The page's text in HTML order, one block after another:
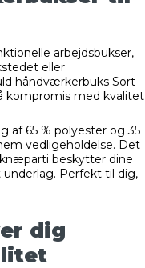
arbejdsbukser,
eller
håndværkerbuks Sort
kompromis med kvalitet
af 65 % polyester og 35
vedligeholdelse. Det
beskytter dine
Perfekt til dig,
dig